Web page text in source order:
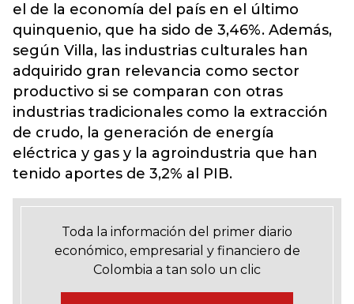
el de la economía del país en el último
quinquenio, que ha sido de 3,46%. Además,
según Villa, las industrias culturales han
adquirido gran relevancia como sector
productivo si se comparan con otras
industrias tradicionales como la extracción
de crudo, la generación de energía
eléctrica y gas y la agroindustria que han
tenido aportes de 3,2% al PIB.
Toda la información del primer diario
económico, empresarial y financiero de
Colombia a tan solo un clic